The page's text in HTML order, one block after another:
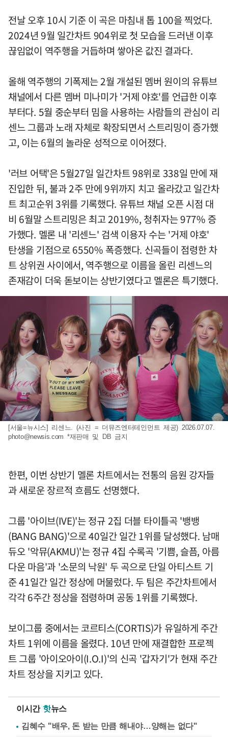
전날 오후 10시 기준 이 곡은 마침내 톱 100을 찍었다.
2024년 9월 일간차트 904위로 첫 모습을 드러낸 이후
끊임없이 역주행을 거듭하며 쌓아온 값진 결과다.
올해 역주행의 기폭제는 2월 개설된 멤버 원이의 유튜브
채널에서 다른 멤버 미나미가 '거제 야호'를 언급한 이후
부터다. 5월 중순부터 밈을 사용하는 사람들의 관심이 리
센느 그룹과 노래 자체로 확장되면서 스트리밍이 증가했
고, 이는 6월의 놀라운 성적으로 이어졌다.
'러브 어택'은 5월27일 일간차트 98위로 338일 만에 재
진입한 뒤, 불과 2주 만에 9위까지 치고 올라갔고 일간차
트 최고순위 3위를 기록했다. 유튜브 채널 오픈 시점 대
비 6월말 스트리밍은 최고 2019%, 청취자는 977% 증
가했다. 멜론 내 '리센느' 검색 이용자 수는 '거제 야호'
탄생을 기점으로 6550% 폭증했다. 신곡들이 점령한 차
트 상위권 사이에서, 역주행으로 이름을 올린 리센느의
존재감이 더욱 돋보이는 상반기였다고 멜론은 특기했다.
[서울=뉴시스] 리센느. (사진 = 더뮤즈엔터테인먼트 제공) 2026.07.07.
photo@newsis.com *재판매 및 DB 금지
한편, 이번 상반기 멜론 차트에서는 전통의 음원 강자들
과 새로운 장르적 흐름도 선명했다.
그룹 '아이브(IVE)'는 정규 2집 더블 타이틀곡 '뱅뱅
(BANG BANG)'으로 40일간 일간 1위를 달성했다. 남매
듀오 '악뮤(AKMU)'는 정규 4집 수록곡 '기쁨, 슬픔, 아름
다운 마음'과 '소문의 낙원' 두 곡으로 단일 아티스트 기
준 41일간 일간 정상에 머물렀다. 두 팀은 주간차트에서
각각 6주간 정상을 점령하며 공동 1위를 기록했다.
보이그룹 중에서는 코르티스(CORTIS)가 유일하게 주간
차트 1위에 이름을 올렸다. 10년 만에 재결합한 프로젝
트 그룹 '아이오아이(I.O.I)'의 신곡 '갑자기'가 현재 주간
차트 정상을 지키고 있다.
이시간 핫뉴스
김혜수 "배우, 돈 받는 만큼 해내야…양해는 없다"